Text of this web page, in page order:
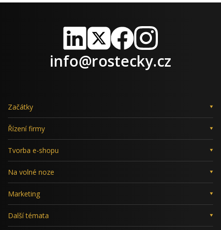
LinkedIn
X FacebookInstagram
info@rostecky.cz
Začátky
Řízení firmy
Tvorba e-shopu
Na volné noze
Marketing
Další témata